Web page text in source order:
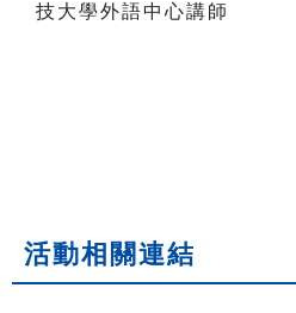
技大學外語中心講師
活動相關連結